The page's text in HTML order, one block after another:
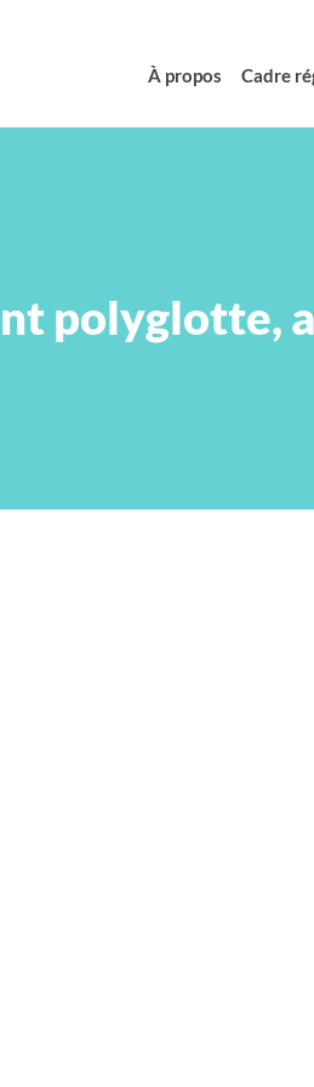
À propos Cadre
polyglotte,